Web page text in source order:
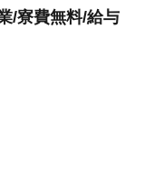
/寮費無料/給与